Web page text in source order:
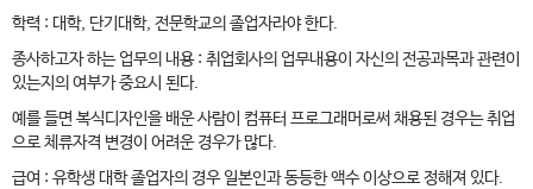
학력 : 대학, 단기대학, 전문학교의 졸업자라야 한다.
종사하고자 하는 업무의 내용 : 취업회사의 업무내용이 자신의 전공과목과 관련이
있는지의 여부가 중요시 된다.
예를 들면 복식디자인을 배운 사람이 컴퓨터 프로그래머로써 채용된 경우는 취업
으로 체류자격 변경이 어려운 경우가 많다.
급여 : 유학생 대학 졸업자의 경우 일본인과 동등한 액수 이상으로 정해져 있다.​